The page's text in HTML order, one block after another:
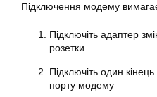
Підключення модему
Підключіть адаптер
розетки.
Підключіть один
порту модему